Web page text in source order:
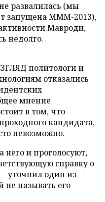
развалилась (мы
запущена МММ-2013),
Мавроди,
недолго.
политологи и
отказались
мнение
в том, что
кандидата,
невозможно.
него и проголосуют,
справку о
уточнил один из
не называть его